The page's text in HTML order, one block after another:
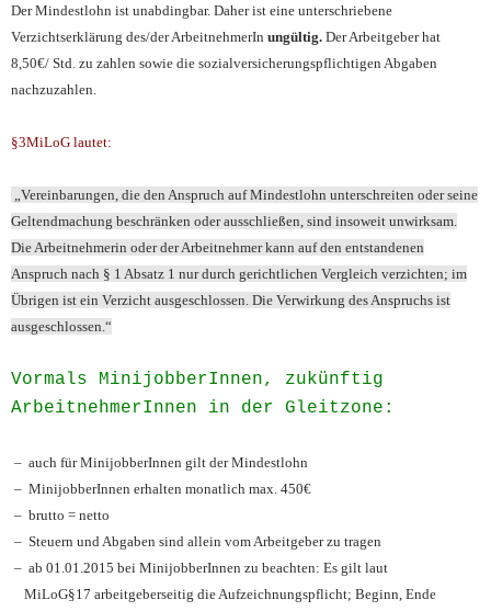
Der Mindestlohn ist unabdingbar. Daher ist eine unterschriebene
Verzichtserklärung des/der ArbeitnehmerIn ungültig. Der Arbeitgeber hat
8,50€/ Std. zu zahlen sowie die sozialversicherungspflichtigen Abgaben
nachzuzahlen.
§3MiLoG lautet:
„Vereinbarungen, die den Anspruch auf Mindestlohn unterschreiten oder seine
Geltendmachung beschränken oder ausschließen, sind insoweit unwirksam.
Die Arbeitnehmerin oder der Arbeitnehmer kann auf den entstandenen
Anspruch nach § 1 Absatz 1 nur durch gerichtlichen Vergleich verzichten; im
Übrigen ist ein Verzicht ausgeschlossen. Die Verwirkung des Anspruchs ist
ausgeschlossen.“
Vormals MinijobberInnen, zukünftig
ArbeitnehmerInnen in der Gleitzone:
– auch für MinijobberInnen gilt der Mindestlohn
– MinijobberInnen erhalten monatlich max. 450€
– brutto = netto
– Steuern und Abgaben sind allein vom Arbeitgeber zu tragen
– ab 01.01.2015 bei MinijobberInnen zu beachten: Es gilt laut
MiLoG§17 arbeitgeberseitig die Aufzeichnungspflicht; Beginn, Ende